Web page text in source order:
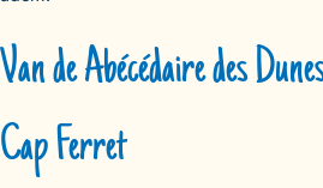
Van de Abécédaire des
Cap Ferret